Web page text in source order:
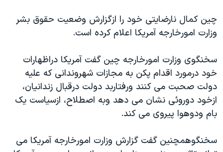
گالری عکس
اعتراضات زن، زندگی، آزادی
تریبونال مردمی آبان ۹۸
چهل سال گروگان‌گیری
قانون شفافیت دارائی کادر رهبری ایران
اعتراضات مردمی آبان ۹۸
چين کمال نارضايتی خود را ازگزارش وضعيت حقوق بشر
وزارت امورخارجه آمريکا اعلام کرده است.
سخنگوی وزارت امورخارجه چين گفت آمريکا دراظهارات
خود درمورد اقدام پکن به مجازات شهروندانی که عليه
دولت صحبت می کنند ورفتاربد دولت درقبال زندانيان،
ازخود دوروئی نشان می دهد وبه اصطلاح، ازسياست يک
بام ودوهوا پيروی می کند.
سخنگوهمچنين گفت گزارش وزارت امورخارجه آمريکا می